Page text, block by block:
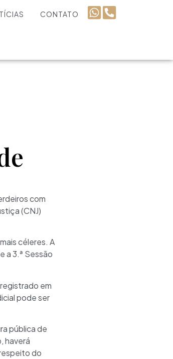
CONTATO
com
(CNJ)
céleres. A
a 3.ª Sessão
em
pode ser
pública de
haverá
do